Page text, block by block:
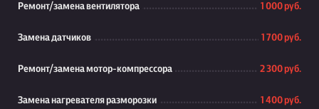
Ремонт/замена вентилятора 1 000 руб.
Замена датчиков 1 700 руб.
Ремонт/замена мотор-компрессора 2 300 руб.
Замена нагревателя разморозки 1 400 руб.